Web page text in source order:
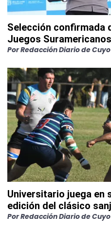
Selección confirmada
Juegos
PorRedacción Diario de Cuyo
Universitario juega en
edición del clásico
PorRedacción Diario de Cuyo